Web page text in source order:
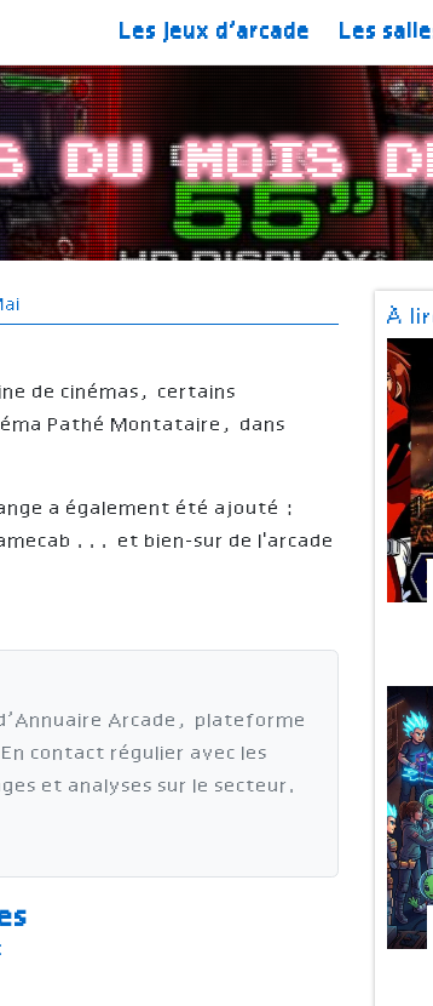
Les jeux d’arcade Les
du mois
de cinémas, certains
Pathé Montataire, dans
a également été ajouté :
... et bien-sur de l'arcade
Arcade, plateforme
contact régulier avec les
et analyses sur le secteur.
À